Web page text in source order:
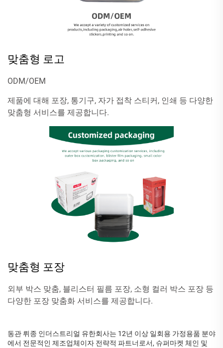
맞춤형 로고
ODM/OEM
제품에 대해 포장, 통기구, 자가 접착 스티커, 인쇄 등 다양한
맞춤형 서비스를 제공합니다.
맞춤형 포장
외부 박스 맞춤, 블리스터 필름 포장, 소형 컬러 박스 포장 등
다양한 포장 맞춤화 서비스를 제공합니다.
동관 뤼종 인더스트리얼 유한회사는 12년 이상 일회용 가정용품 분야
에서 전문적인 제조업체이자 전략적 파트너로서, 슈퍼마켓 체인 및